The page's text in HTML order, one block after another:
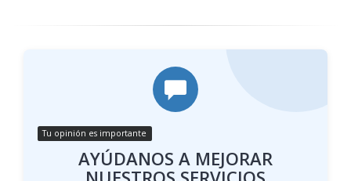
Tu opinión es importante
AYÚDANOS A MEJORAR